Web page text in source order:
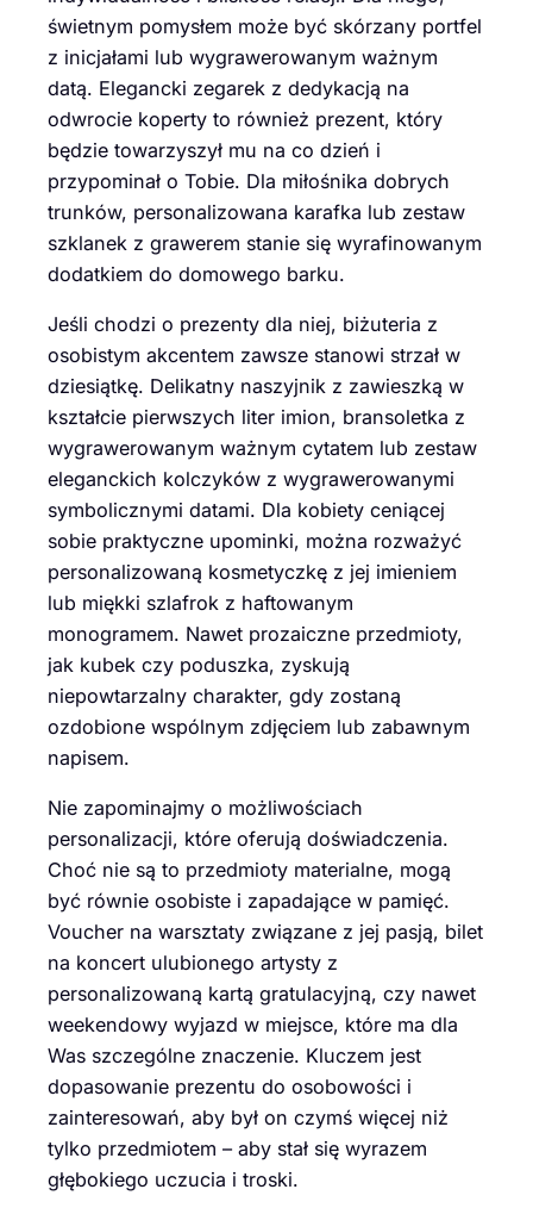
świetnym pomysłem może być skórzany portfel
z inicjałami lub wygrawerowanym ważnym
datą. Elegancki zegarek z dedykacją na
odwrocie koperty to również prezent, który
będzie towarzyszył mu na co dzień i
przypominał o Tobie. Dla miłośnika dobrych
trunków, personalizowana karafka lub zestaw
szklanek z grawerem stanie się wyrafinowanym
dodatkiem do domowego barku.
Jeśli chodzi o prezenty dla niej, biżuteria z
osobistym akcentem zawsze stanowi strzał w
dziesiątkę. Delikatny naszyjnik z zawieszką w
kształcie pierwszych liter imion, bransoletka z
wygrawerowanym ważnym cytatem lub zestaw
eleganckich kolczyków z wygrawerowanymi
symbolicznymi datami. Dla kobiety ceniącej
sobie praktyczne upominki, można rozważyć
personalizowaną kosmetyczkę z jej imieniem
lub miękki szlafrok z haftowanym
monogramem. Nawet prozaiczne przedmioty,
jak kubek czy poduszka, zyskują
niepowtarzalny charakter, gdy zostaną
ozdobione wspólnym zdjęciem lub zabawnym
napisem.
Nie zapominajmy o możliwościach
personalizacji, które oferują doświadczenia.
Choć nie są to przedmioty materialne, mogą
być równie osobiste i zapadające w pamięć.
Voucher na warsztaty związane z jej pasją, bilet
na koncert ulubionego artysty z
personalizowaną kartą gratulacyjną, czy nawet
weekendowy wyjazd w miejsce, które ma dla
Was szczególne znaczenie. Kluczem jest
dopasowanie prezentu do osobowości i
zainteresowań, aby był on czymś więcej niż
tylko przedmiotem – aby stał się wyrazem
głębokiego uczucia i troski.